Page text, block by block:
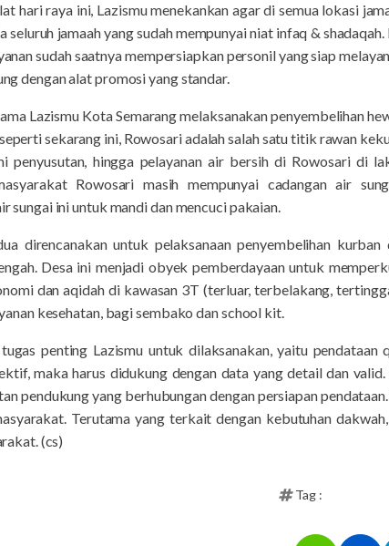
hari raya ini, Lazismu menekankan agar di semua lokasi
seluruh jamaah yang sudah mempunyai niat infaq &
sudah saatnya mempersiapkan personil yang siap
dengan alat promosi yang standar.
Lazismu Kota Semarang melaksanakan penyembelihan
sekarang ini, Rowosari adalah salah satu titik rawan
penyusutan, hingga pelayanan air bersih di Rowosari di
Rowosari masih mempunyai cadangan air
sungai ini untuk mandi dan mencuci pakaian.
direncanakan untuk pelaksanaan penyembelihan
Desa ini menjadi obyek pemberdayaan untuk
dan aqidah di kawasan 3T (terluar, terbelakang,
kesehatan, bagi sembako dan school kit.
penting Lazismu untuk dilaksanakan, yaitu
maka harus didukung dengan data yang detail dan
pendukung yang berhubungan dengan persiapan
Terutama yang terkait dengan kebutuhan
(cs)
Tag :